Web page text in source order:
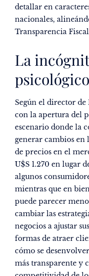
detallar en
nacionales,
Transparencia
La
psicológico
Según el director de
con la apertura del
escenario donde la
generar cambios
de precios en el
U$S 1.270 en lugar
algunos
mientras que en
puede parecer
cambiar las
negocios a ajustar
formas de atraer
cómo se
más transparente y